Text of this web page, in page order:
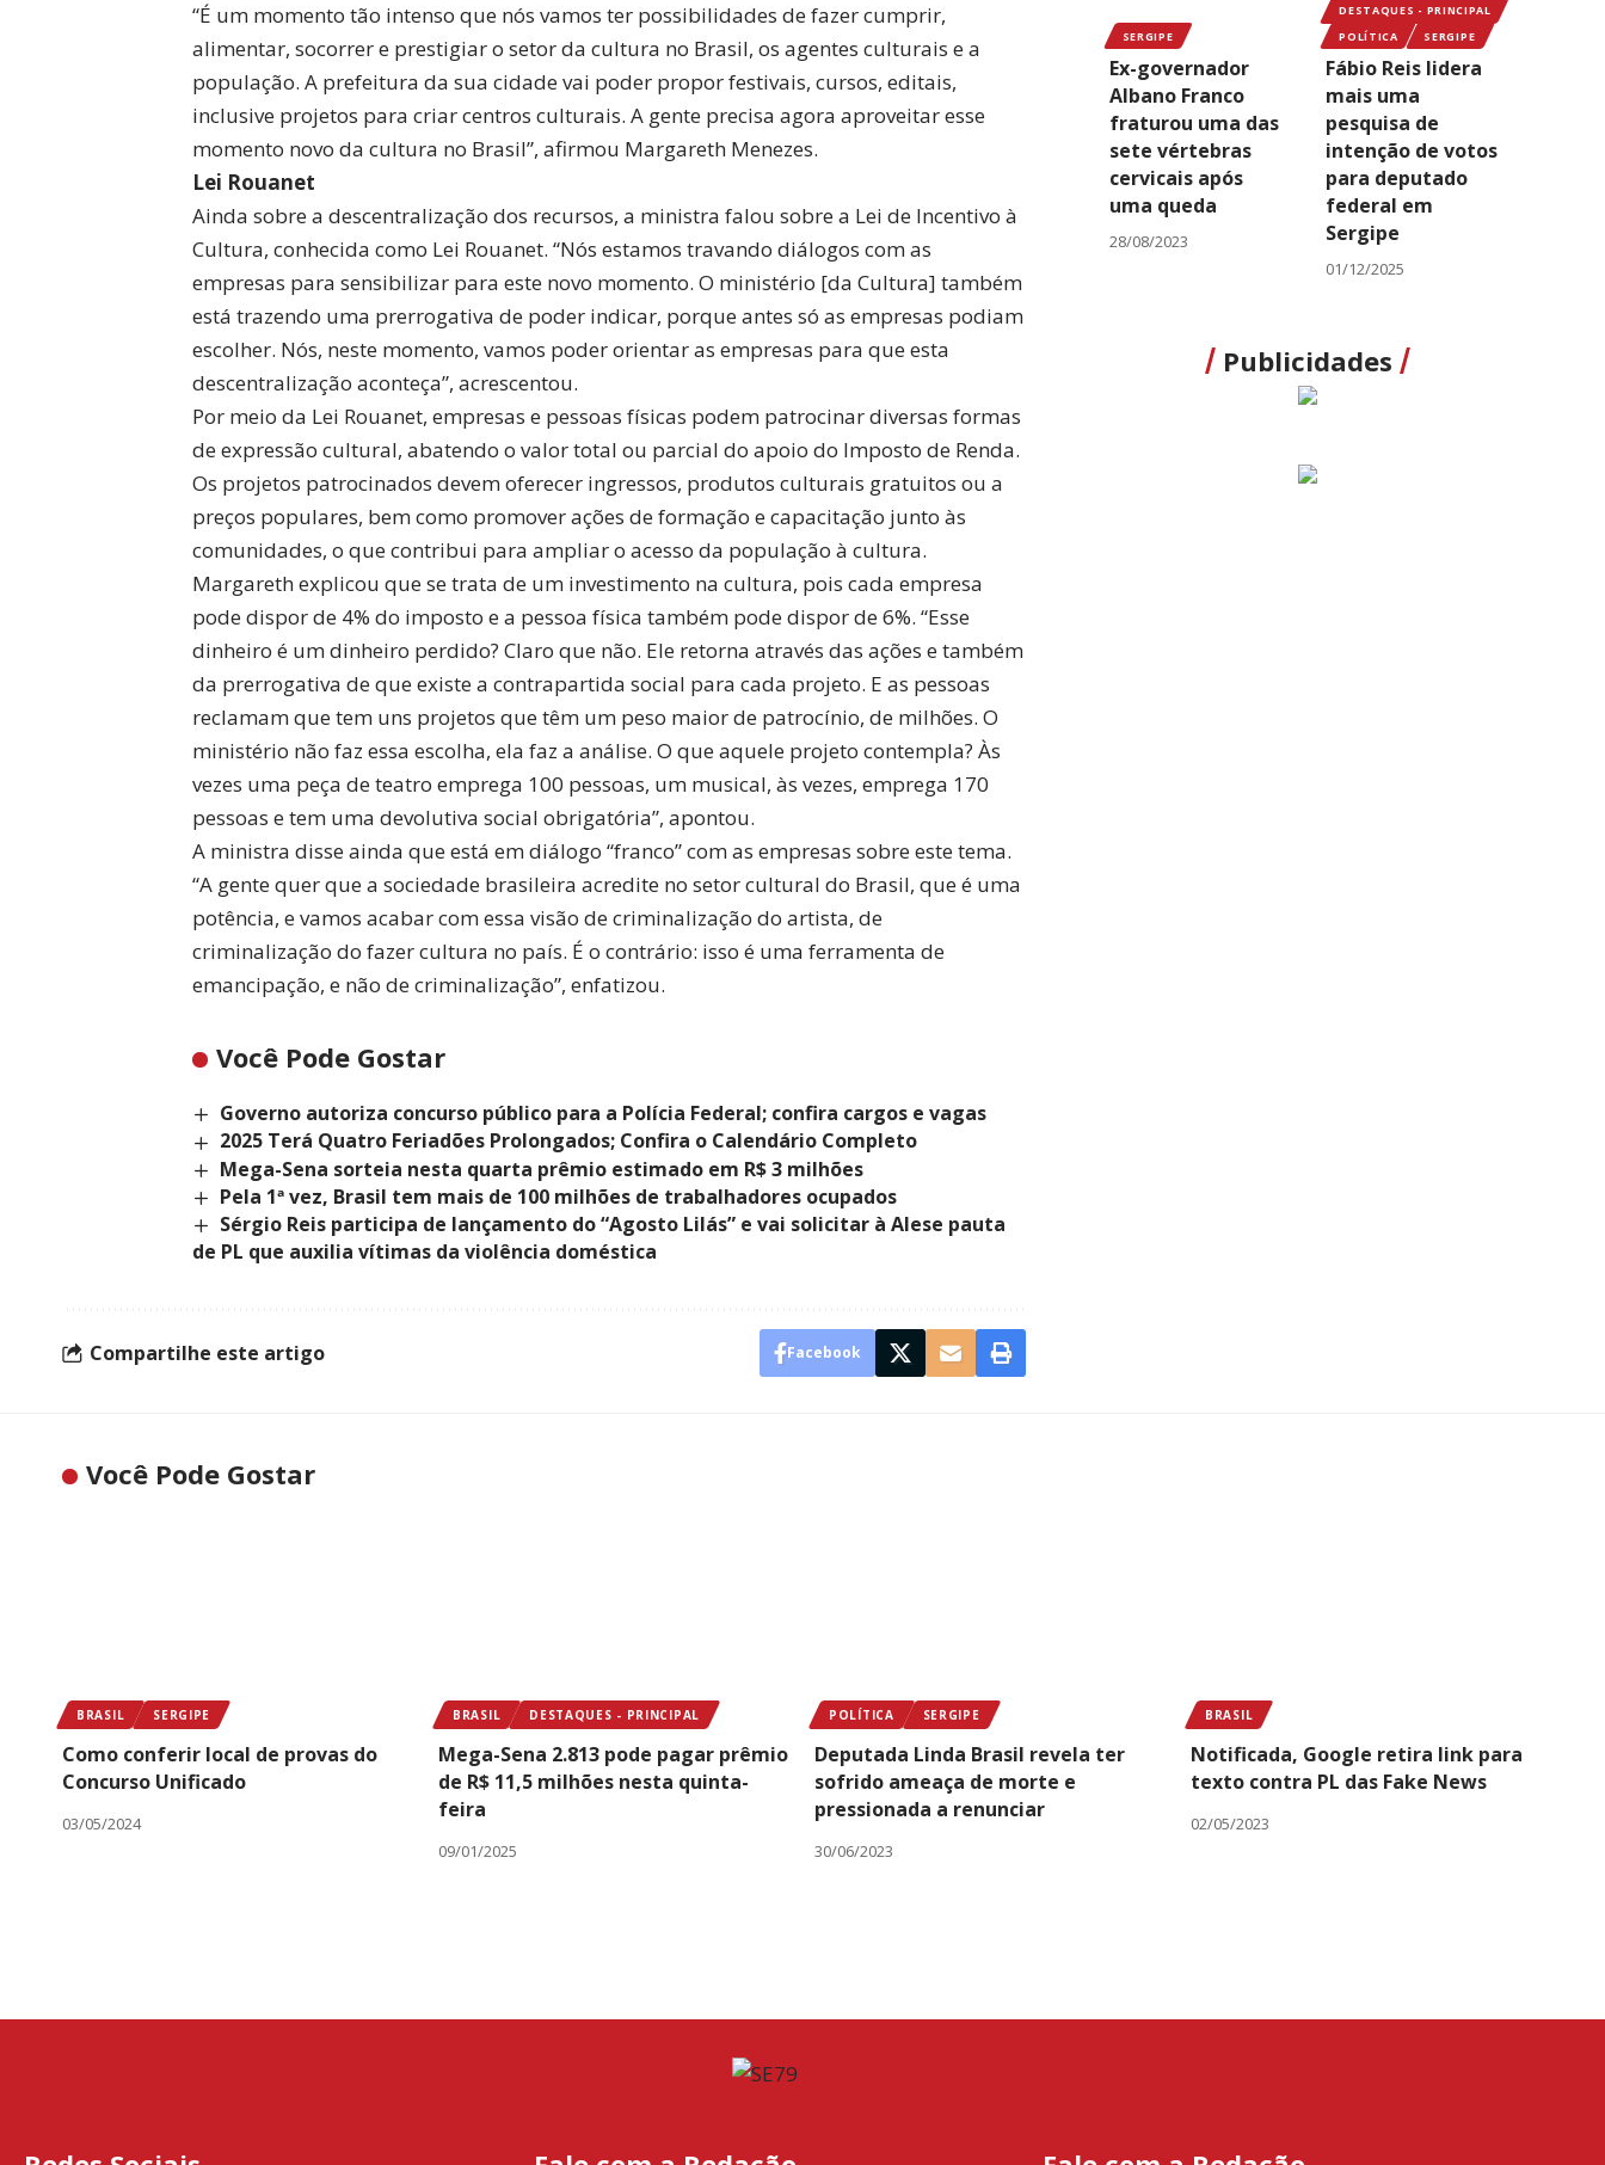
“É um momento tão intenso que nós vamos ter possibilidades de fazer cumprir,
alimentar, socorrer e prestigiar o setor da cultura no Brasil, os agentes culturais e a
população. A prefeitura da sua cidade vai poder propor festivais, cursos, editais,
inclusive projetos para criar centros culturais. A gente precisa agora aproveitar esse
momento novo da cultura no Brasil”, afirmou Margareth Menezes.
Lei Rouanet
Ainda sobre a descentralização dos recursos, a ministra falou sobre a Lei de Incentivo à
Cultura, conhecida como Lei Rouanet. “Nós estamos travando diálogos com as
empresas para sensibilizar para este novo momento. O ministério [da Cultura] também
está trazendo uma prerrogativa de poder indicar, porque antes só as empresas podiam
escolher. Nós, neste momento, vamos poder orientar as empresas para que esta
descentralização aconteça”, acrescentou.
Por meio da Lei Rouanet, empresas e pessoas físicas podem patrocinar diversas formas
de expressão cultural, abatendo o valor total ou parcial do apoio do Imposto de Renda.
Os projetos patrocinados devem oferecer ingressos, produtos culturais gratuitos ou a
preços populares, bem como promover ações de formação e capacitação junto às
comunidades, o que contribui para ampliar o acesso da população à cultura.
Margareth explicou que se trata de um investimento na cultura, pois cada empresa
pode dispor de 4% do imposto e a pessoa física também pode dispor de 6%. “Esse
dinheiro é um dinheiro perdido? Claro que não. Ele retorna através das ações e também
da prerrogativa de que existe a contrapartida social para cada projeto. E as pessoas
reclamam que tem uns projetos que têm um peso maior de patrocínio, de milhões. O
ministério não faz essa escolha, ela faz a análise. O que aquele projeto contempla? Às
vezes uma peça de teatro emprega 100 pessoas, um musical, às vezes, emprega 170
pessoas e tem uma devolutiva social obrigatória”, apontou.
A ministra disse ainda que está em diálogo “franco” com as empresas sobre este tema.
“A gente quer que a sociedade brasileira acredite no setor cultural do Brasil, que é uma
potência, e vamos acabar com essa visão de criminalização do artista, de
criminalização do fazer cultura no país. É o contrário: isso é uma ferramenta de
emancipação, e não de criminalização”, enfatizou.
Você Pode Gostar
Governo autoriza concurso público para a Polícia Federal; confira cargos e vagas
2025 Terá Quatro Feriadões Prolongados; Confira o Calendário Completo
Mega-Sena sorteia nesta quarta prêmio estimado em R$ 3 milhões
Pela 1ª vez, Brasil tem mais de 100 milhões de trabalhadores ocupados
Sérgio Reis participa de lançamento do “Agosto Lilás” e vai solicitar à Alese pauta
de PL que auxilia vítimas da violência doméstica
Compartilhe este artigo Facebook
SERGIPE
Ex-governador
Albano Franco
fraturou uma das
sete vértebras
cervicais após
uma queda
28/08/2023
DESTAQUES - PRINCIPAL
POLÍTICA
SERGIPE
Fábio Reis lidera
mais uma
pesquisa de
intenção de votos
para deputado
federal em
Sergipe
01/12/2025
Publicidades
Você Pode Gostar
BRASIL SERGIPE
Como conferir local de provas do
Concurso Unificado
03/05/2024
BRASIL DESTAQUES - PRINCIPAL
Mega-Sena 2.813 pode pagar prêmio
de R$ 11,5 milhões nesta quinta-
feira
09/01/2025
POLÍTICA SERGIPE
Deputada Linda Brasil revela ter
sofrido ameaça de morte e
pressionada a renunciar
30/06/2023
BRASIL
Notificada, Google retira link para
texto contra PL das Fake News
02/05/2023